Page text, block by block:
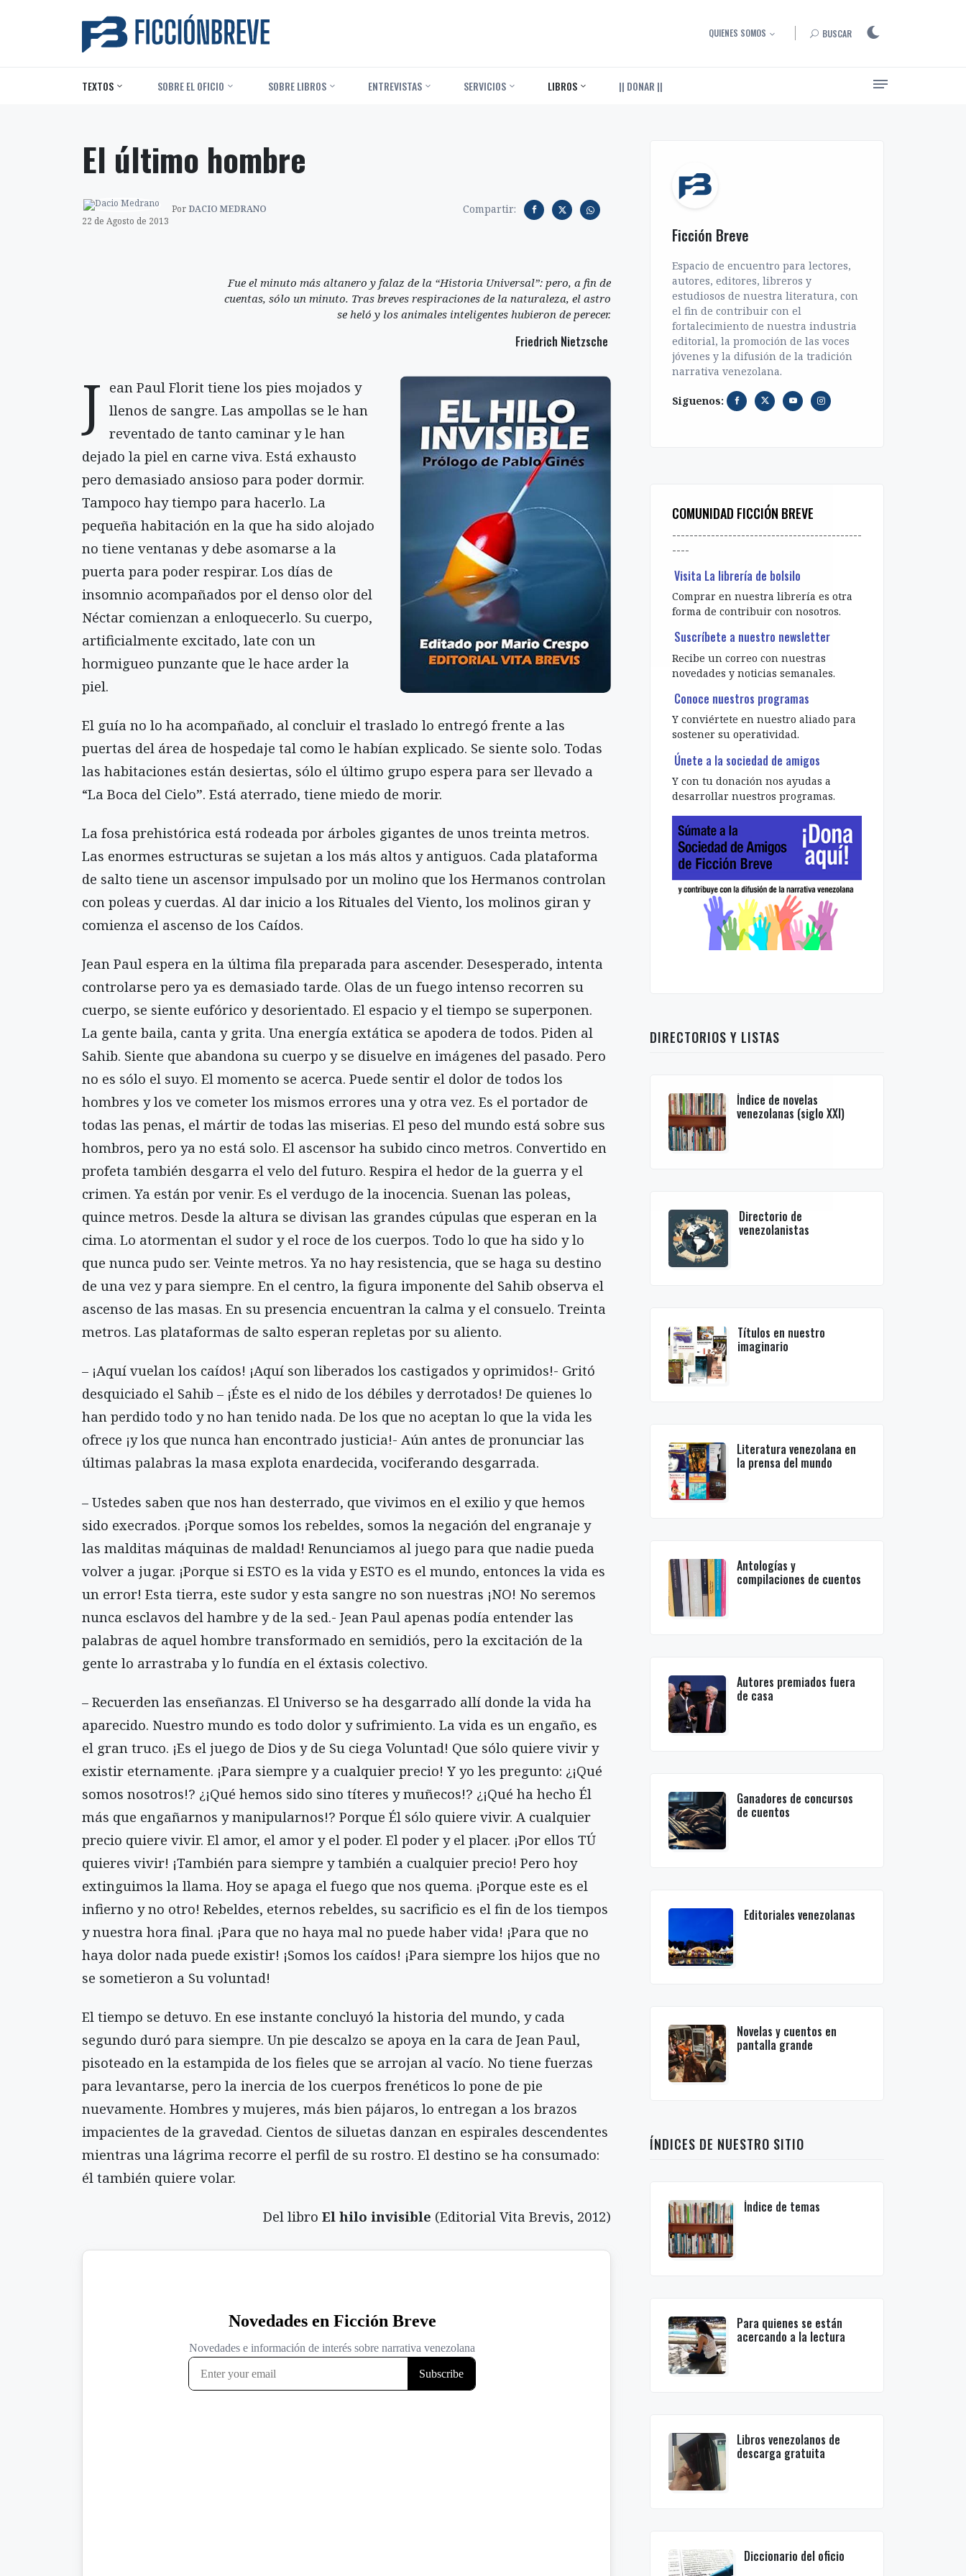
QUIENES SOMOS BUSCAR
TEXTOS ‎ SOBRE EL OFICIO ‎ SOBRE LIBROS ENTREVISTAS SERVICIOS LIBROS || DONAR ||
El último hombre
Por DACIO MEDRANO
22 de Agosto de 2013
Compartir:
Fue el minuto más altanero y falaz de la “Historia Universal”: pero, a fin de
cuentas, sólo un minuto. Tras breves respiraciones de la naturaleza, el astro
se heló y los animales inteligentes hubieron de perecer.
Friedrich Nietzsche
J ean Paul Florit tiene los pies mojados y
llenos de sangre. Las ampollas se le han
reventado de tanto caminar y le han
dejado la piel en carne viva. Está exhausto
pero demasiado ansioso para poder dormir.
Tampoco hay tiempo para hacerlo. La
pequeña habitación en la que ha sido alojado
no tiene ventanas y debe asomarse a la
puerta para poder respirar. Los días de
insomnio acompañados por el denso olor del
Néctar comienzan a enloquecerlo. Su cuerpo,
artificialmente excitado, late con un
hormigueo punzante que le hace arder la
piel.
El guía no lo ha acompañado, al concluir el traslado lo entregó frente a las
puertas del área de hospedaje tal como le habían explicado. Se siente solo. Todas
las habitaciones están desiertas, sólo el último grupo espera para ser llevado a
“La Boca del Cielo”. Está aterrado, tiene miedo de morir.
La fosa prehistórica está rodeada por árboles gigantes de unos treinta metros.
Las enormes estructuras se sujetan a los más altos y antiguos. Cada plataforma
de salto tiene un ascensor impulsado por un molino que los Hermanos controlan
con poleas y cuerdas. Al dar inicio a los Rituales del Viento, los molinos giran y
comienza el ascenso de los Caídos.
Jean Paul espera en la última fila preparada para ascender. Desesperado, intenta
controlarse pero ya es demasiado tarde. Olas de un fuego intenso recorren su
cuerpo, se siente eufórico y desorientado. El espacio y el tiempo se superponen.
La gente baila, canta y grita. Una energía extática se apodera de todos. Piden al
Sahib. Siente que abandona su cuerpo y se disuelve en imágenes del pasado. Pero
no es sólo el suyo. El momento se acerca. Puede sentir el dolor de todos los
hombres y los ve cometer los mismos errores una y otra vez. Es el portador de
todas las penas, el mártir de todas las miserias. El peso del mundo está sobre sus
hombros, pero ya no está solo. El ascensor ha subido cinco metros. Convertido en
profeta también desgarra el velo del futuro. Respira el hedor de la guerra y el
crimen. Ya están por venir. Es el verdugo de la inocencia. Suenan las poleas,
quince metros. Desde la altura se divisan las grandes cúpulas que esperan en la
cima. Lo atormentan el sudor y el roce de los cuerpos. Todo lo que ha sido y lo
que nunca pudo ser. Veinte metros. Ya no hay resistencia, que se haga su destino
de una vez y para siempre. En el centro, la figura imponente del Sahib observa el
ascenso de las masas. En su presencia encuentran la calma y el consuelo. Treinta
metros. Las plataformas de salto esperan repletas por su aliento.
– ¡Aquí vuelan los caídos! ¡Aquí son liberados los castigados y oprimidos!- Gritó
desquiciado el Sahib – ¡Éste es el nido de los débiles y derrotados! De quienes lo
han perdido todo y no han tenido nada. De los que no aceptan lo que la vida les
ofrece ¡y los que nunca han encontrado justicia!- Aún antes de pronunciar las
últimas palabras la masa explota enardecida, vociferando desgarrada.
– Ustedes saben que nos han desterrado, que vivimos en el exilio y que hemos
sido execrados. ¡Porque somos los rebeldes, somos la negación del engranaje y
las malditas máquinas de maldad! Renunciamos al juego para que nadie pueda
volver a jugar. ¡Porque si ESTO es la vida y ESTO es el mundo, entonces la vida es
un error! Esta tierra, este sudor y esta sangre no son nuestras ¡NO! No seremos
nunca esclavos del hambre y de la sed.- Jean Paul apenas podía entender las
palabras de aquel hombre transformado en semidiós, pero la excitación de la
gente lo arrastraba y lo fundía en el éxtasis colectivo.
– Recuerden las enseñanzas. El Universo se ha desgarrado allí donde la vida ha
aparecido. Nuestro mundo es todo dolor y sufrimiento. La vida es un engaño, es
el gran truco. ¡Es el juego de Dios y de Su ciega Voluntad! Que sólo quiere vivir y
existir eternamente. ¡Para siempre y a cualquier precio! Y yo les pregunto: ¿¡Qué
somos nosotros!? ¿¡Qué hemos sido sino títeres y muñecos!? ¿¡Qué ha hecho Él
más que engañarnos y manipularnos!? Porque Él sólo quiere vivir. A cualquier
precio quiere vivir. El amor, el amor y el poder. El poder y el placer. ¡Por ellos TÚ
quieres vivir! ¡También para siempre y también a cualquier precio! Pero hoy
extinguimos la llama. Hoy se apaga el fuego que nos quema. ¡Porque este es el
infierno y no otro! Rebeldes, eternos rebeldes, su sacrificio es el fin de los tiempos
y nuestra hora final. ¡Para que no haya mal no puede haber vida! ¡Para que no
haya dolor nada puede existir! ¡Somos los caídos! ¡Para siempre los hijos que no
se sometieron a Su voluntad!
El tiempo se detuvo. En ese instante concluyó la historia del mundo, y cada
segundo duró para siempre. Un pie descalzo se apoya en la cara de Jean Paul,
pisoteado en la estampida de los fieles que se arrojan al vacío. No tiene fuerzas
para levantarse, pero la inercia de los cuerpos frenéticos lo pone de pie
nuevamente. Hombres y mujeres, más bien pájaros, lo entregan a los brazos
impacientes de la gravedad. Cientos de siluetas danzan en espirales descendentes
mientras una lágrima recorre el perfil de su rostro. El destino se ha consumado:
él también quiere volar.
Del libro El hilo invisible (Editorial Vita Brevis, 2012)
Ficción Breve
Espacio de encuentro para lectores,
autores, editores, libreros y
estudiosos de nuestra literatura, con
el fin de contribuir con el
fortalecimiento de nuestra industria
editorial, la promoción de las voces
jóvenes y la difusión de la tradición
narrativa venezolana.
Siguenos:
COMUNIDAD FICCIÓN BREVE
--------------------------------------------
----
Visita La librería de bolsilo
Comprar en nuestra librería es otra
forma de contribuir con nosotros.
Suscríbete a nuestro newsletter
Recibe un correo con nuestras
novedades y noticias semanales.
Conoce nuestros programas
Y conviértete en nuestro aliado para
sostener su operatividad.
Únete a la sociedad de amigos
Y con tu donación nos ayudas a
desarrollar nuestros programas.
DIRECTORIOS Y LISTAS
Índice de novelas
venezolanas (siglo XXI)
Directorio de
venezolanistas
Títulos en nuestro
imaginario
Literatura venezolana en
la prensa del mundo
Antologías y
compilaciones de cuentos
Autores premiados fuera
de casa
Ganadores de concursos
de cuentos
Editoriales venezolanas
Novelas y cuentos en
pantalla grande
ÍNDICES DE NUESTRO SITIO
Índice de temas
Para quienes se están
acercando a la lectura
Libros venezolanos de
descarga gratuita
Diccionario del oficio